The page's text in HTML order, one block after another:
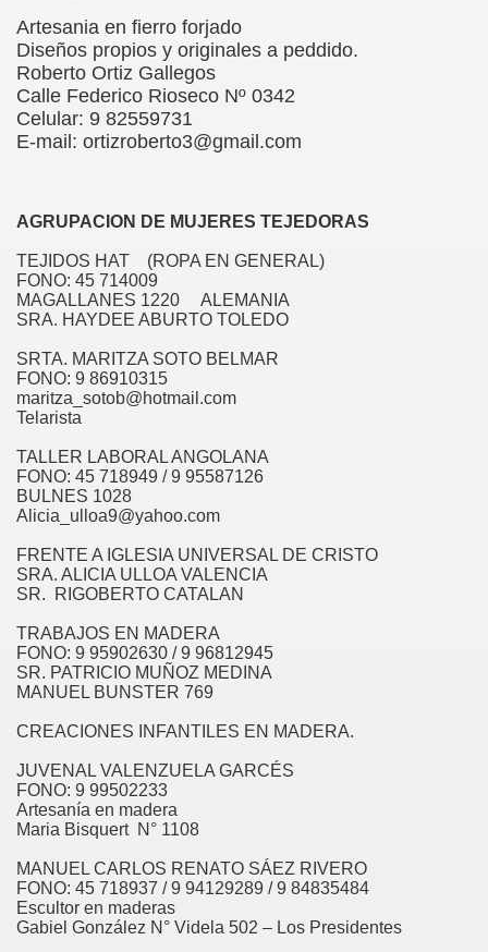
Artesania en fierro forjado
Diseños propios y originales a peddido.
Roberto Ortiz Gallegos
Calle Federico Rioseco Nº 0342
Celular: 9 82559731
E-mail: ortizroberto3@gmail.com
AGRUPACION DE MUJERES TEJEDORAS
TEJIDOS HAT (ROPA EN GENERAL)
FONO: 45 714009
MAGALLANES 1220 ALEMANIA
SRA. HAYDEE ABURTO TOLEDO
SRTA. MARITZA SOTO BELMAR
FONO: 9 86910315
maritza_sotob@hotmail.com
Telarista
TALLER LABORAL ANGOLANA
FONO: 45 718949 / 9 95587126
BULNES 1028
Alicia_ulloa9@yahoo.com
FRENTE A IGLESIA UNIVERSAL DE CRISTO
SRA. ALICIA ULLOA VALENCIA
SR. RIGOBERTO CATALAN
TRABAJOS EN MADERA
FONO: 9 95902630 / 9 96812945
SR. PATRICIO MUÑOZ MEDINA
MANUEL BUNSTER 769
CREACIONES INFANTILES EN MADERA.
JUVENAL VALENZUELA GARCÉS
FONO: 9 99502233
Artesanía en madera
Maria Bisquert N° 1108
MANUEL CARLOS RENATO SÁEZ RIVERO
FONO: 45 718937 / 9 94129289 / 9 84835484
Escultor en maderas
Gabiel González N° Videla 502 – Los Presidentes
DE ANGOL
CHILENO - CIUDAD DE ANGOL
DE NAHUELBUTA
ARGENTEUS BLANCH
CHILENO
COMUNAL